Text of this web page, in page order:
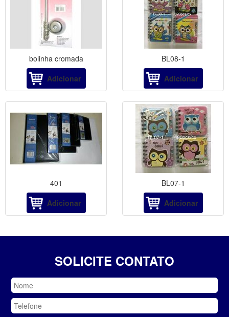
bolinha cromada
Adicionar
BL08-1
Adicionar
401
Adicionar
BL07-1
Adicionar
SOLICITE CONTATO